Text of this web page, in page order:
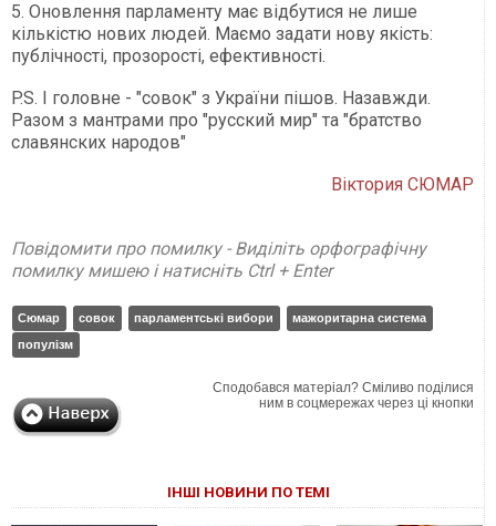
5. Оновлення парламенту має відбутися не лише
кількістю нових людей. Маємо задати нову якість:
публічності, прозорості, ефективності.
P.S. І головне - "совок" з України пішов. Назавжди.
Разом з мантрами про "русский мир" та "братство
славянских народов"
Віктория СЮМАР
Повідомити про помилку - Виділіть орфографічну
помилку мишею і натисніть Ctrl + Enter
Сюмар совок парламентські вибори
мажоритарна система
популізм
Сподобався матеріал? Сміливо поділися
ним в соцмережах через ці кнопки
ІНШІ НОВИНИ ПО ТЕМІ